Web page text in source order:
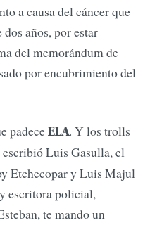
a causa del cáncer que
años, por estar
del memorándum de
por encubrimiento del
padeceELA. Y los trolls
escribió Luis Gasulla, el
Etchecopar y Luis Majul
escritora policial,
te mando un